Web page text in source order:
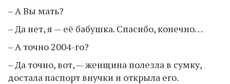
– А Вы мать?
– Да нет, я — её бабушка. Спасибо, конечно…
– А точно 2004-го?
– Да точно, вот, — женщина полезла в сумку,
достала паспорт внучки и открыла его.